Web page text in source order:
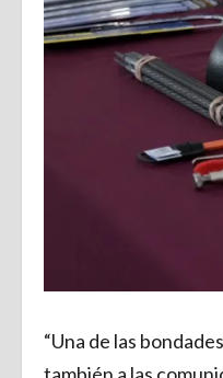
“Una de las